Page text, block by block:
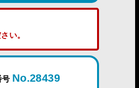
い。
号 No.28439